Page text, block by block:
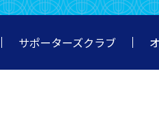
サポーターズクラブ